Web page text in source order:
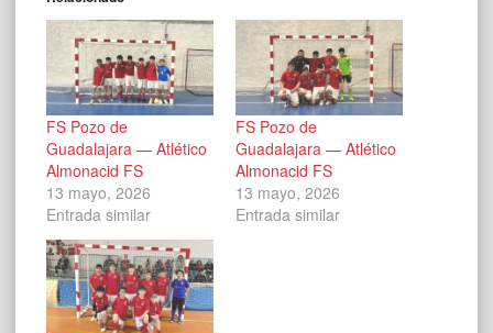
FS Pozo de
Guadalajara — Atlético
Almonacid FS
13 mayo, 2026
Entrada similar
FS Pozo de
Guadalajara — Atlético
Almonacid FS
13 mayo, 2026
Entrada similar